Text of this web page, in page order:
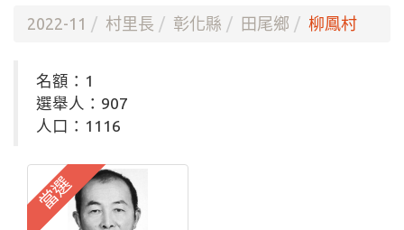
2022-11 村里長 彰化縣 田尾鄉 柳鳳村
名額：1
選舉人：907
人口：1116
當選